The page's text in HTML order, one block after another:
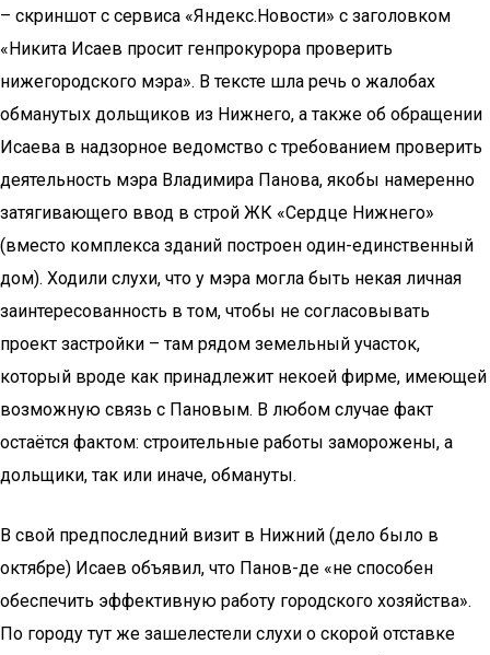
– скриншот с сервиса «Яндекс.Новости» с заголовком
«Никита Исаев просит генпрокурора проверить
нижегородского мэра». В тексте шла речь о жалобах
обманутых дольщиков из Нижнего, а также об обращении
Исаева в надзорное ведомство с требованием проверить
деятельность мэра Владимира Панова, якобы намеренно
затягивающего ввод в строй ЖК «Сердце Нижнего»
(вместо комплекса зданий построен один-единственный
дом). Ходили слухи, что у мэра могла быть некая личная
заинтересованность в том, чтобы не согласовывать
проект застройки – там рядом земельный участок,
который вроде как принадлежит некоей фирме, имеющей
возможную связь с Пановым. В любом случае факт
остаётся фактом: строительные работы заморожены, а
дольщики, так или иначе, обмануты.
В свой предпоследний визит в Нижний (дело было в
октябре) Исаев объявил, что Панов-де «не способен
обеспечить эффективную работу городского хозяйства».
По городу тут же зашелестели слухи о скорой отставке